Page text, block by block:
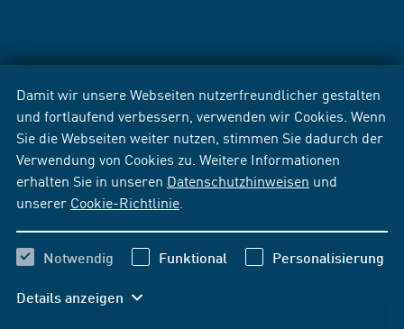
Damit wir unsere Webseiten nutzerfreundlicher gestalten
und fortlaufend verbessern, verwenden wir Cookies. Wenn
Sie die Webseiten weiter nutzen, stimmen Sie dadurch der
Verwendung von Cookies zu. Weitere Informationen
erhalten Sie in unseren Datenschutzhinweisen und
unserer Cookie-Richtlinie
Notwendig Funktional Personalisierung
Details anzeigen